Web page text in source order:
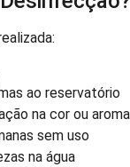
ao reservatório
na cor ou
sem uso
na água